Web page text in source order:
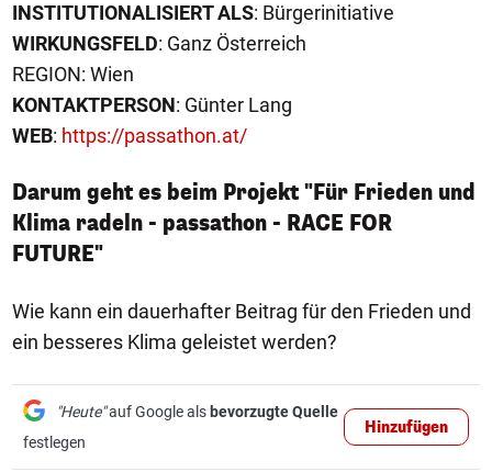
INSTITUTIONALISIERT ALS: Bürgerinitiative
WIRKUNGSFELD: Ganz Österreich
REGION: Wien
KONTAKTPERSON: Günter Lang
WEB: https://passathon.at/
Darum geht es beim Projekt "Für Frieden und
Klima radeln - passathon - RACE FOR
FUTURE"
Wie kann ein dauerhafter Beitrag für den Frieden und
ein besseres Klima geleistet werden?
"Heute"auf Google als bevorzugte Quelle
festlegen
Hinzufügen